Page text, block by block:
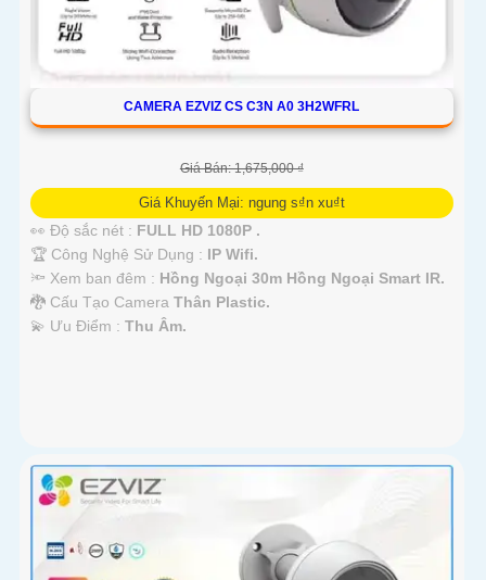
CAMERA EZVIZ CS C3N A0 3H2WFRL
Giá Bán: 1,675,000 ₫
Giá Khuyến Mại: ngung s₫n xu₫t
👀 Độ sắc nét : FULL HD 1080P .
🏆 Công Nghệ Sử Dụng : IP Wifi.
🔦 Xem ban đêm : Hồng Ngoại 30m Hồng Ngoại Smart IR.
🐉️ Cấu Tạo Camera Thân Plastic.
️💫 Ưu Điểm : Thu Âm.